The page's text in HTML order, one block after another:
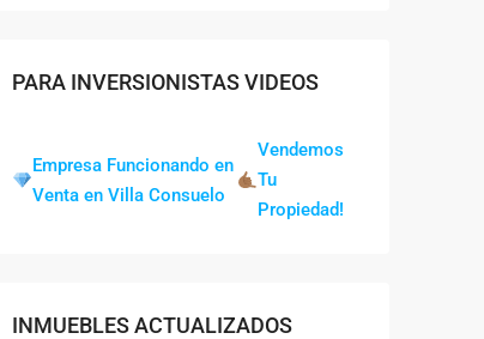
PARA INVERSIONISTAS VIDEOS
Empresa Funcionando en
Venta en Villa Consuelo
Vendemos
Tu
Propiedad!
INMUEBLES ACTUALIZADOS